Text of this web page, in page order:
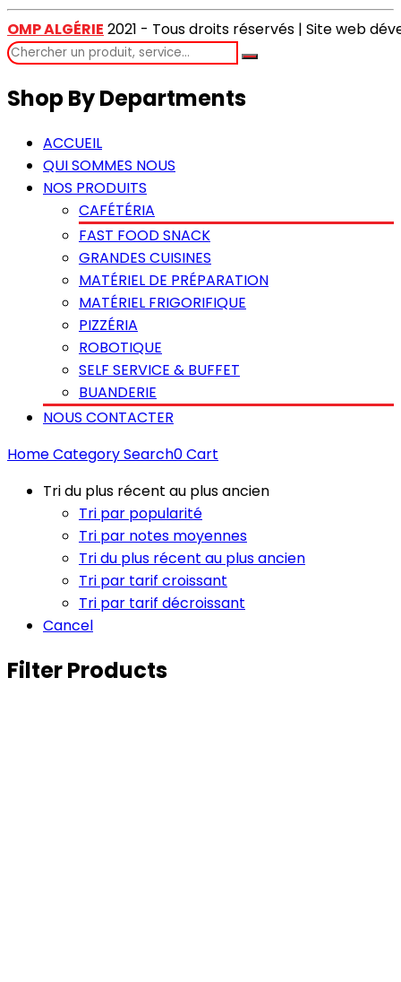
OMP ALGÉRIE 2021 - Tous droits réservés | Site web
Shop By Departments
ACCUEIL
QUI SOMMES NOUS
NOS PRODUITS
CAFÉTÉRIA
FAST FOOD SNACK
GRANDES CUISINES
MATÉRIEL DE PRÉPARATION
MATÉRIEL FRIGORIFIQUE
PIZZÉRIA
ROBOTIQUE
SELF SERVICE & BUFFET
BUANDERIE
NOUS CONTACTER
HomeCategorySearch0Cart
Tri du plus récent au plus ancien
Tri par popularité
Tri par notes moyennes
Tri du plus récent au plus ancien
Tri par tarif croissant
Tri par tarif décroissant
Cancel
Filter Products